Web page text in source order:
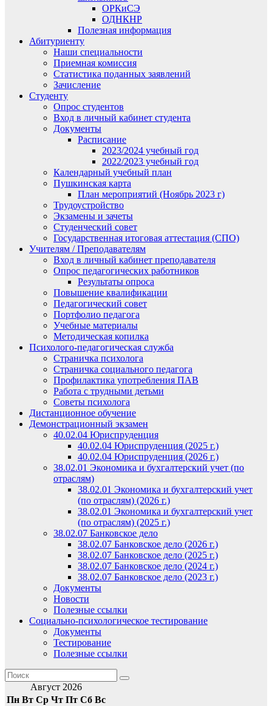
ОРКиСЭ
ОДНКНР
Полезная информация
Абитуриенту
Наши специальности
Приемная комиссия
Статистика поданных заявлений
Зачисление
Студенту
Опрос студентов
Вход в личный кабинет студента
Документы
Расписание
2023/2024 учебный год
2022/2023 учебный год
Календарный учебный план
Пушкинская карта
План мероприятий (Ноябрь 2023 г)
Трудоустройство
Экзамены и зачеты
Студенческий совет
Государственная итоговая аттестация (СПО)
Учителям / Преподавателям
Вход в личный кабинет преподавателя
Опрос педагогических работников
Результаты опроса
Повышение квалификации
Педагогический совет
Портфолио педагога
Учебные материалы
Методическая копилка
Психолого-педагогическая служба
Страничка психолога
Страничка социального педагога
Профилактика употребления ПАВ
Работа с трудными детьми
Советы психолога
Дистанционное обучение
Демонстрационный экзамен
40.02.04 Юриспруденция
40.02.04 Юриспруденция (2025 г.)
40.02.04 Юриспруденция (2026 г.)
38.02.01 Экономика и бухгалтерский учет (по
отраслям)
38.02.01 Экономика и бухгалтерский учет
(по отраслям) (2026 г.)
38.02.01 Экономика и бухгалтерский учет
(по отраслям) (2025 г.)
38.02.07 Банковское дело
38.02.07 Банковское дело (2026 г.)
38.02.07 Банковское дело (2025 г.)
38.02.07 Банковское дело (2024 г.)
38.02.07 Банковское дело (2023 г.)
Документы
Новости
Полезные ссылки
Социально-психологическое тестирование
Документы
Тестирование
Полезные ссылки
Август 2026
Пн Вт Ср Чт Пт Сб Вс